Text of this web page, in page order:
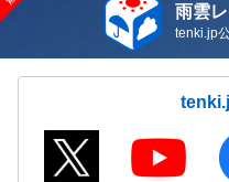
雨雲
tenki.jp